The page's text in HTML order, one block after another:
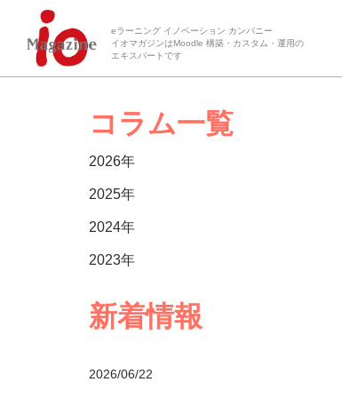
eラーニング イノベーション カンパニー
イオマガジンはMoodle 構築・カスタム・運用の
エキスパートです
コラム一覧
2026年
2025年
2024年
2023年
新着情報
2026/06/22